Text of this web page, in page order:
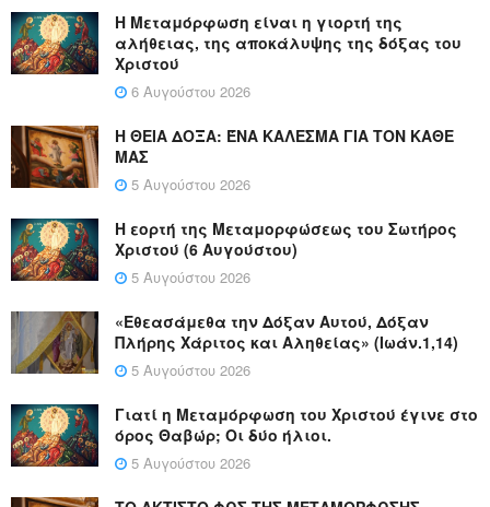
Η Μεταμόρφωση είναι η γιορτή της
αλήθειας, της αποκάλυψης της δόξας του
Χριστού
6 Αυγούστου 2026
Η ΘΕΙΑ ΔΟΞΑ: ΈΝΑ ΚΑΛΕΣΜΑ ΓΙΑ ΤΟΝ ΚΑΘΕ
ΜΑΣ
5 Αυγούστου 2026
Η εορτή της Μεταμορφώσεως του Σωτήρος
Χριστού (6 Αυγούστου)
5 Αυγούστου 2026
«Εθεασάμεθα την Δόξαν Αυτού, Δόξαν
Πλήρης Χάριτος και Αληθείας» (Ιωάν.1,14)
5 Αυγούστου 2026
Γιατί η Μεταμόρφωση του Χριστού έγινε στο
όρος Θαβώρ; Οι δύο ήλιοι.
5 Αυγούστου 2026